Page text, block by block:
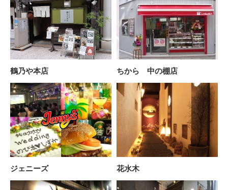
鶴乃や本店 ちから 中の棚店
ジェニーズ 花水木